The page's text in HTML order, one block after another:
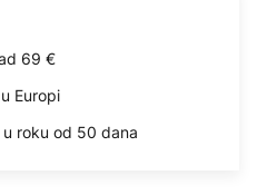
69 €
Europi
roku od 50 dana